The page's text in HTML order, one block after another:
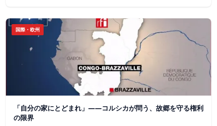
国際・欧州
「自分の家にとどまれ」——コルシカが問う、故郷を守る権利
の限界